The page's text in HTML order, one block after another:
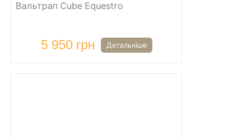
Вальтрап Cube Equestro
5 950 грн Детальніше